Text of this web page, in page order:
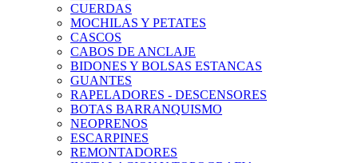
CUERDAS
MOCHILAS Y PETATES
CASCOS
CABOS DE ANCLAJE
BIDONES Y BOLSAS ESTANCAS
GUANTES
RAPELADORES - DESCENSORES
BOTAS BARRANQUISMO
NEOPRENOS
ESCARPINES
REMONTADORES